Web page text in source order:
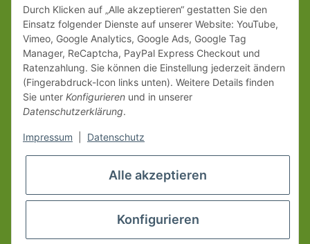
Durch Klicken auf „Alle akzeptieren“ gestatten Sie den
Einsatz folgender Dienste auf unserer Website: YouTube,
Vimeo, Google Analytics, Google Ads, Google Tag
Manager, ReCaptcha, PayPal Express Checkout und
Ratenzahlung. Sie können die Einstellung jederzeit ändern
(Fingerabdruck-Icon links unten). Weitere Details finden
Sie unter Konfigurieren und in unserer
Datenschutzerklärung.
Impressum Datenschutz
Alle akzeptieren
Konfigurieren